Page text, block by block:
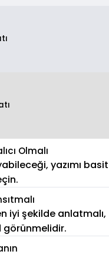
Olmalı
yazımı basit
iyi şekilde anlatmalı,
görünmelidir.